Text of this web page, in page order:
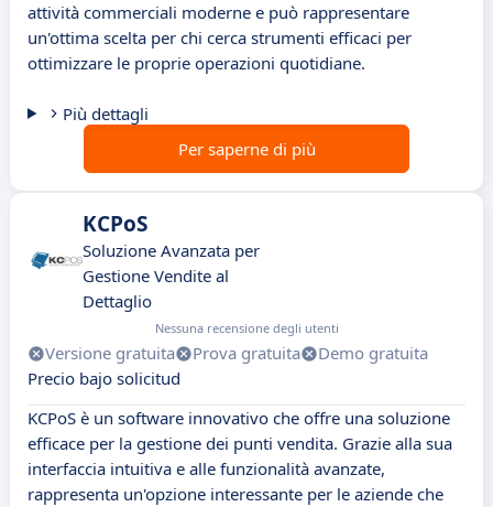
attività commerciali moderne e può rappresentare
un'ottima scelta per chi cerca strumenti efficaci per
ottimizzare le proprie operazioni quotidiane.
Più dettagli
Per saperne di più
KCPoS
Soluzione Avanzata per
Gestione Vendite al
Dettaglio
Nessuna recensione degli utenti
Versione gratuita Prova gratuita
Demo gratuita
Precio bajo solicitud
KCPoS è un software innovativo che offre una soluzione
efficace per la gestione dei punti vendita. Grazie alla sua
interfaccia intuitiva e alle funzionalità avanzate,
rappresenta un'opzione interessante per le aziende che